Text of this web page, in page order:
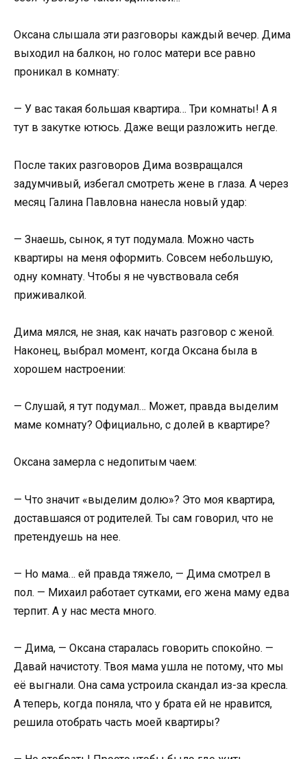
Оксана слышала эти разговоры каждый вечер. Дима
выходил на балкон, но голос матери все равно
проникал в комнату:
— У вас такая большая квартира… Три комнаты! А я
тут в закутке ютюсь. Даже вещи разложить негде.
После таких разговоров Дима возвращался
задумчивый, избегал смотреть жене в глаза. А через
месяц Галина Павловна нанесла новый удар:
— Знаешь, сынок, я тут подумала. Можно часть
квартиры на меня оформить. Совсем небольшую,
одну комнату. Чтобы я не чувствовала себя
приживалкой.
Дима мялся, не зная, как начать разговор с женой.
Наконец, выбрал момент, когда Оксана была в
хорошем настроении:
— Слушай, я тут подумал… Может, правда выделим
маме комнату? Официально, с долей в квартире?
Оксана замерла с недопитым чаем:
— Что значит «выделим долю»? Это моя квартира,
доставшаяся от родителей. Ты сам говорил, что не
претендуешь на нее.
— Но мама… ей правда тяжело, — Дима смотрел в
пол. — Михаил работает сутками, его жена маму едва
терпит. А у нас места много.
— Дима, — Оксана старалась говорить спокойно. —
Давай начистоту. Твоя мама ушла не потому, что мы
её выгнали. Она сама устроила скандал из-за кресла.
А теперь, когда поняла, что у брата ей не нравится,
решила отобрать часть моей квартиры?